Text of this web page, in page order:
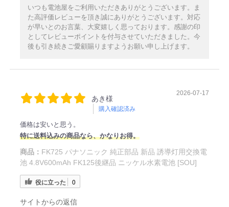
いつも電池屋をご利用いただきありがとうございます。ま
た高評価レビューを頂き誠にありがとうございます。対応
が早いとのお言葉、大変嬉しく思っております。感謝の印
としてレビューポイントを付与させていただきました。今
後も引き続きご愛顧賜りますようお願い申し上げます。
あき様
購入確認済み
2026-07-17
価格は安いと思う。
特に送料込みの商品なら、かなりお得。
商品： FK725 パナソニック 純正部品 新品 誘導灯用交換電
池 4.8V600mAh FK125後継品 ニッケル水素電池 [SOU]
役に立った 0
サイトからの返信